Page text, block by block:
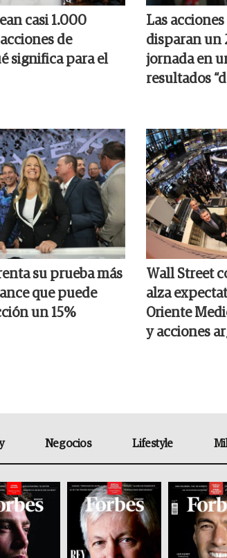
casi 1.000
de
significa para el
Las
disparan un
jornada en
resultados
su prueba más
que puede
un 15%
Wall Street
alza
Oriente
y acciones
Negocios Lifestyle